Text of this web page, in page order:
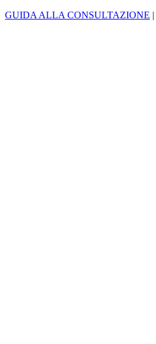
GUIDA ALLA CONSULTAZIONE |